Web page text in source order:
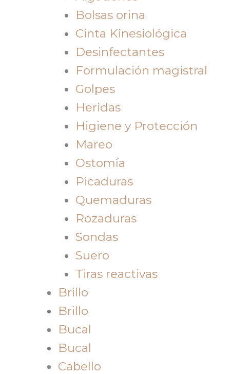
Bolsas orina
Cinta Kinesiológica
Desinfectantes
Formulación magistral
Golpes
Heridas
Higiene y Protección
Mareo
Ostomía
Picaduras
Quemaduras
Rozaduras
Sondas
Suero
Tiras reactivas
Brillo
Brillo
Bucal
Bucal
Cabello